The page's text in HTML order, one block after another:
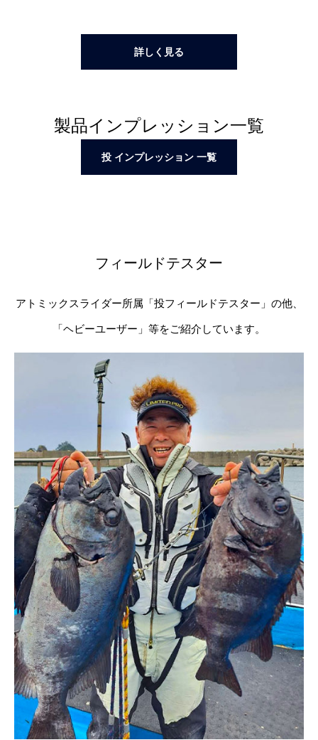
詳しく見る
製品インプレッション一覧
投 インプレッション 一覧
フィールドテスター
アトミックスライダー所属「投フィールドテスター」の他、
「ヘビーユーザー」等をご紹介しています。